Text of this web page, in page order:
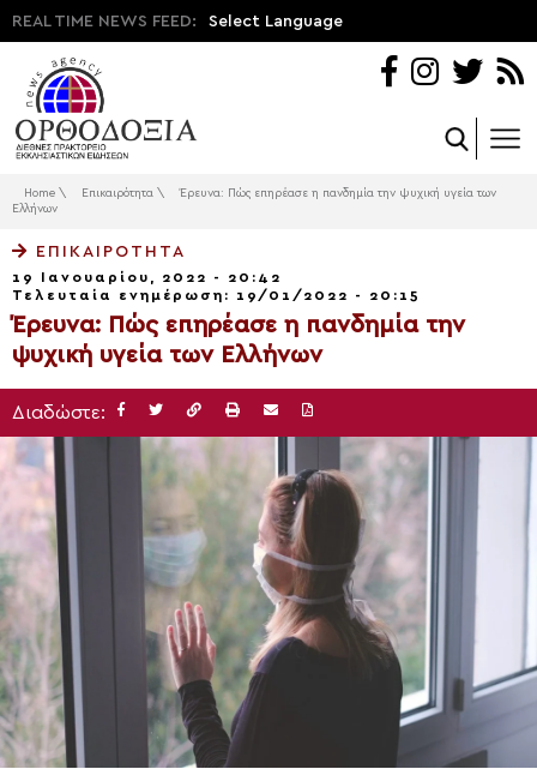
REAL TIME NEWS FEED: Select Language
Home \ Επικαιρότητα \
Έρευνα: Πώς επηρέασε η πανδημία την ψυχική υγεία των
Ελλήνων
ΕΠΙΚΑΙΡΌΤΗΤΑ
19 Ιανουαρίου, 2022 - 20:42
Τελευταία ενημέρωση: 19/01/2022 - 20:15
Έρευνα: Πώς επηρέασε η πανδημία την
ψυχική υγεία των Ελλήνων
Διαδώστε: